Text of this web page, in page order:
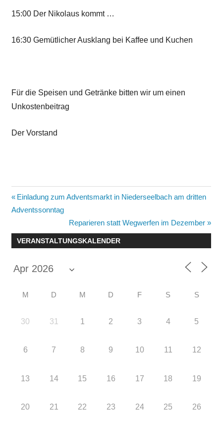
15:00 Der Nikolaus kommt …
16:30 Gemütlicher Ausklang bei Kaffee und Kuchen
Für die Speisen und Getränke bitten wir um einen
Unkostenbeitrag
Der Vorstand
Beitragsnavigation
Vorheriger
Beitrag:
Einladung zum Adventsmarkt in Niederseelbach am dritten
Adventssonntag
Nächster
Beitrag:
Reparieren statt Wegwerfen im Dezember
VERANSTALTUNGSKALENDER
M D M D F S S
30 31 1 2 3 4 5
6 7 8 9 10 11 12
13 14 15 16 17 18 19
20 21 22 23 24 25 26